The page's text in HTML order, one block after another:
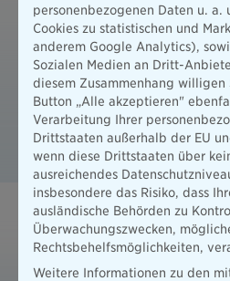
Auf einen Blick
Ergänzen Sie sinnvoll die
Lassen Sie sich eine lebenslange
Die Anlagestrategie richtet sich
Risikobereitschaft.
Ihr Leitfaden für die
B 530044 Leitfaden
personenbezogenen Daten u. a.
Cookies zu statistischen und
anderem Google Analytics),
Sozialen Medien an Dritt-
diesem Zusammenhang willigen
Button „Alle akzeptieren"
Verarbeitung Ihrer
Drittstaaten außerhalb der EU
wenn diese Drittstaaten über
ausreichendes
insbesondere das Risiko, dass
ausländische Behörden zu
Überwachungszwecken,
Rechtsbehelfsmöglichkeiten,
Weitere Informationen zu den